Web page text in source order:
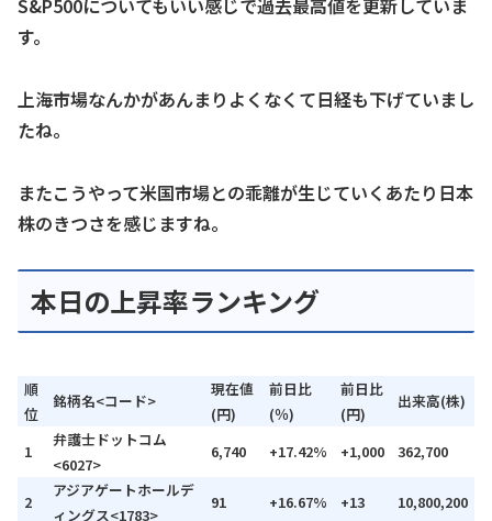
S&P500についてもいい感じで過去最高値を更新していま
す。
上海市場なんかがあんまりよくなくて日経も下げていまし
たね。
またこうやって米国市場との乖離が生じていくあたり日本
株のきつさを感じますね。
本日の上昇率ランキング
順
位
銘柄名<コード>
現在値
(円)
前日比
(％)
前日比
(円)
出来高(株)
1
弁護士ドットコム
<6027>
6,740 +17.42% +1,000 362,700
2
アジアゲートホールデ
ィングス<1783>
91 +16.67% +13
10,800,200